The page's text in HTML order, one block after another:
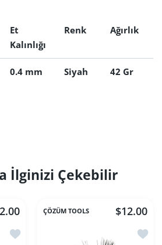
Et
Kalınlığı
Renk Ağırlık
0.4 mm Siyah 42 Gr
İlginizi Çekebilir
İstek listesine ekle Turuncu Telmat
ÇÖZÜM TOOLS $12.00
İstek